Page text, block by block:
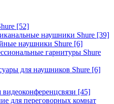
[52]
наушники Shure [39]
наушники Shure [6]
гарнитуры Shure
для наушников Shure [6]
[45]
для переговорных комнат